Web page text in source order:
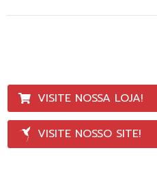
VISITE NOSSA LOJA!
VISITE NOSSO SITE!